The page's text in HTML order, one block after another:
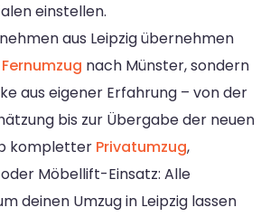
einstellen.
aus Leipzig übernehmen
Fernumzug nach Münster, sondern
aus eigener Erfahrung – von der
bis zur Übergabe der neuen
kompletter Privatumzug,
Möbellift-Einsatz: Alle
deinen Umzug in Leipzig lassen